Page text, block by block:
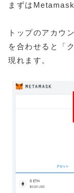
まずは
トップのアカウ
を合わせると「
現れます。